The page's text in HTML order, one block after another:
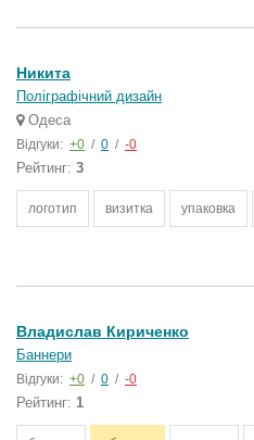
Никита
Поліграфічний дизайн
Одеса
Відгуки: +0 / 0 / -0
Рейтинг: 3
логотип визитка упаковка
Владислав Кириченко
Баннери
Відгуки: +0 / 0 / -0
Рейтинг: 1